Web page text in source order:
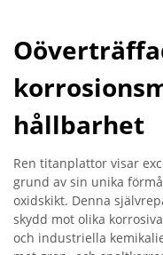
hållbarhet
Ren titanplattor visar
grund av sin unika
oxidskikt. Denna
skydd mot olika
och industriella